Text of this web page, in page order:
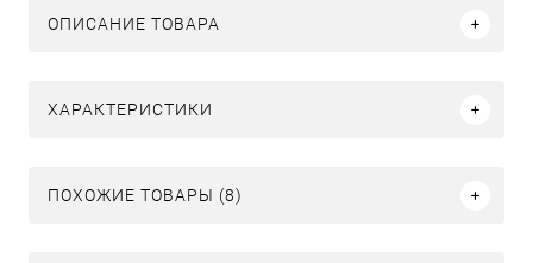
ОПИСАНИЕ ТОВАРА
ХАРАКТЕРИСТИКИ
ПОХОЖИЕ ТОВАРЫ (8)